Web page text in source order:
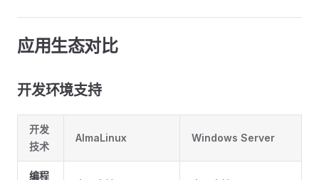
应用生态对比
开发环境支持
开发
技术
AlmaLinux Windows Server
编程